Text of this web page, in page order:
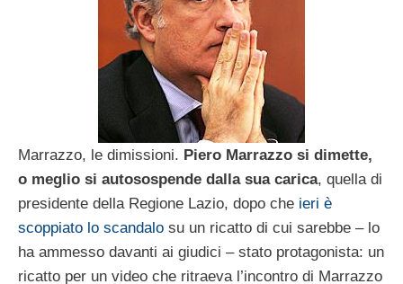
Marrazzo, le dimissioni. Piero Marrazzo si dimette,
o meglio si autosospende dalla sua carica, quella di
presidente della Regione Lazio, dopo che ieri è
scoppiato lo scandalo su un ricatto di cui sarebbe – lo
ha ammesso davanti ai giudici – stato protagonista: un
ricatto per un video che ritraeva l’incontro di Marrazzo